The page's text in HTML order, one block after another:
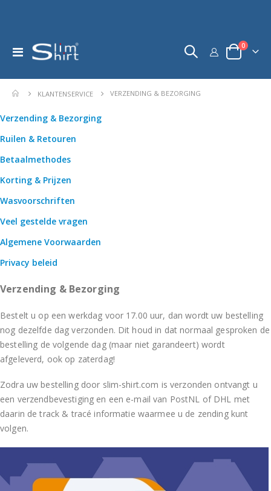
Toggle
Nav
kar
0
KLANTENSERVICE VERZENDING & BEZORGING
Verzending & Bezorging
Ruilen & Retouren
Betaalmethodes
Korting & Prijzen
Wasvoorschriften
Veel gestelde vragen
Algemene Voorwaarden
Privacy beleid
Verzending & Bezorging
Bestelt u op een werkdag voor 17.00 uur, dan wordt uw bestelling
nog dezelfde dag verzonden. Dit houd in dat normaal gesproken de
bestelling de volgende dag (maar niet garandeert) wordt
afgeleverd, ook op zaterdag!
Zodra uw bestelling door slim-shirt.com is verzonden ontvangt u
een verzendbevestiging en een e-mail van PostNL of DHL met
daarin de track & tracé informatie waarmee u de zending kunt
volgen.